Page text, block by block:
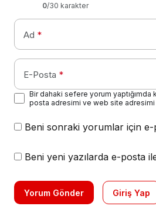
0/30 karakter
Ad *
E-Posta *
Bir dahaki sefere yorum yaptığımda
posta adresimi ve web site adresimi
Beni sonraki yorumlar için e-
Beni yeni yazılarda e-posta
Yorum Gönder Giriş Yap